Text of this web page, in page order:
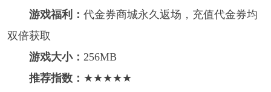
游戏福利： 代金券商城永久返场，充值代金券均
双倍获取
游戏大小： 256MB
推荐指数： ★★★★★